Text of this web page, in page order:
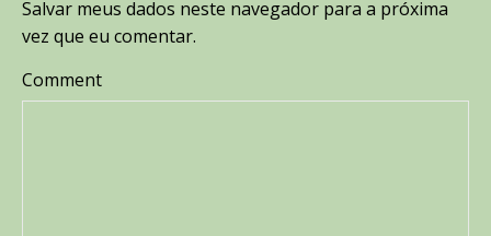
Salvar meus dados neste navegador para a próxima
vez que eu comentar.
Comment